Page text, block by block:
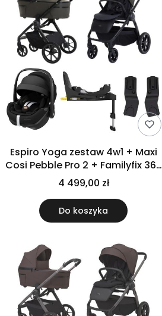
Espiro Yoga zestaw 4w1 + Maxi
Cosi Pebble Pro 2 + Familyfix 360
Pro | 114 Life Balance
4 499,00 zł
Do koszyka